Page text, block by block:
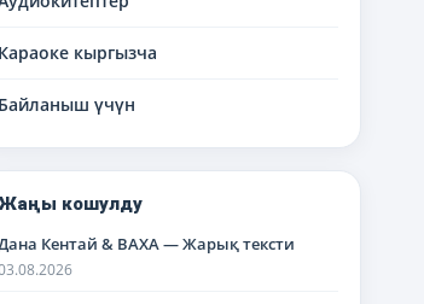
Караоке кыргызча
Байланыш үчүн
кошулду
Кентай & BAXA — Жарық тексти